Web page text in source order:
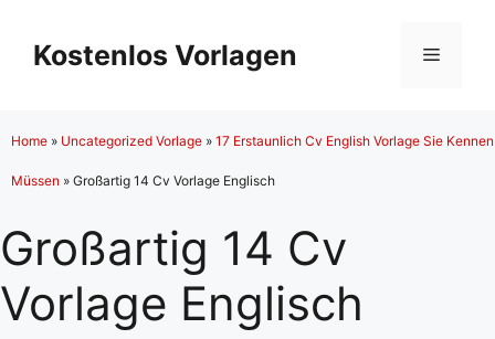
Inhalt
springen
Kostenlos Vorlagen Menü
Home » Uncategorized Vorlage » 17 Erstaunlich Cv English Vorlage Sie Kennen
Müssen » Großartig 14 Cv Vorlage Englisch
Großartig 14 Cv
Vorlage Englisch